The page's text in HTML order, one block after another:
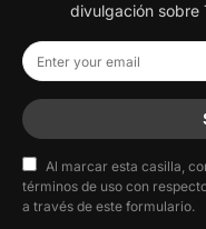
divulgación sobre
Al marcar esta casilla,
términos de uso con
a través de este formulario.